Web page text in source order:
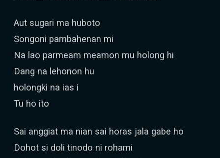
Aut sugari ma huboto
Songoni pambahenan mi
Na lao parmeam meamon mu holong hi
Dang na lehonon hu
holongki na ias i
Tu ho ito
Sai anggiat ma nian sai horas jala gabe ho
Dohot si doli tinodo ni rohami